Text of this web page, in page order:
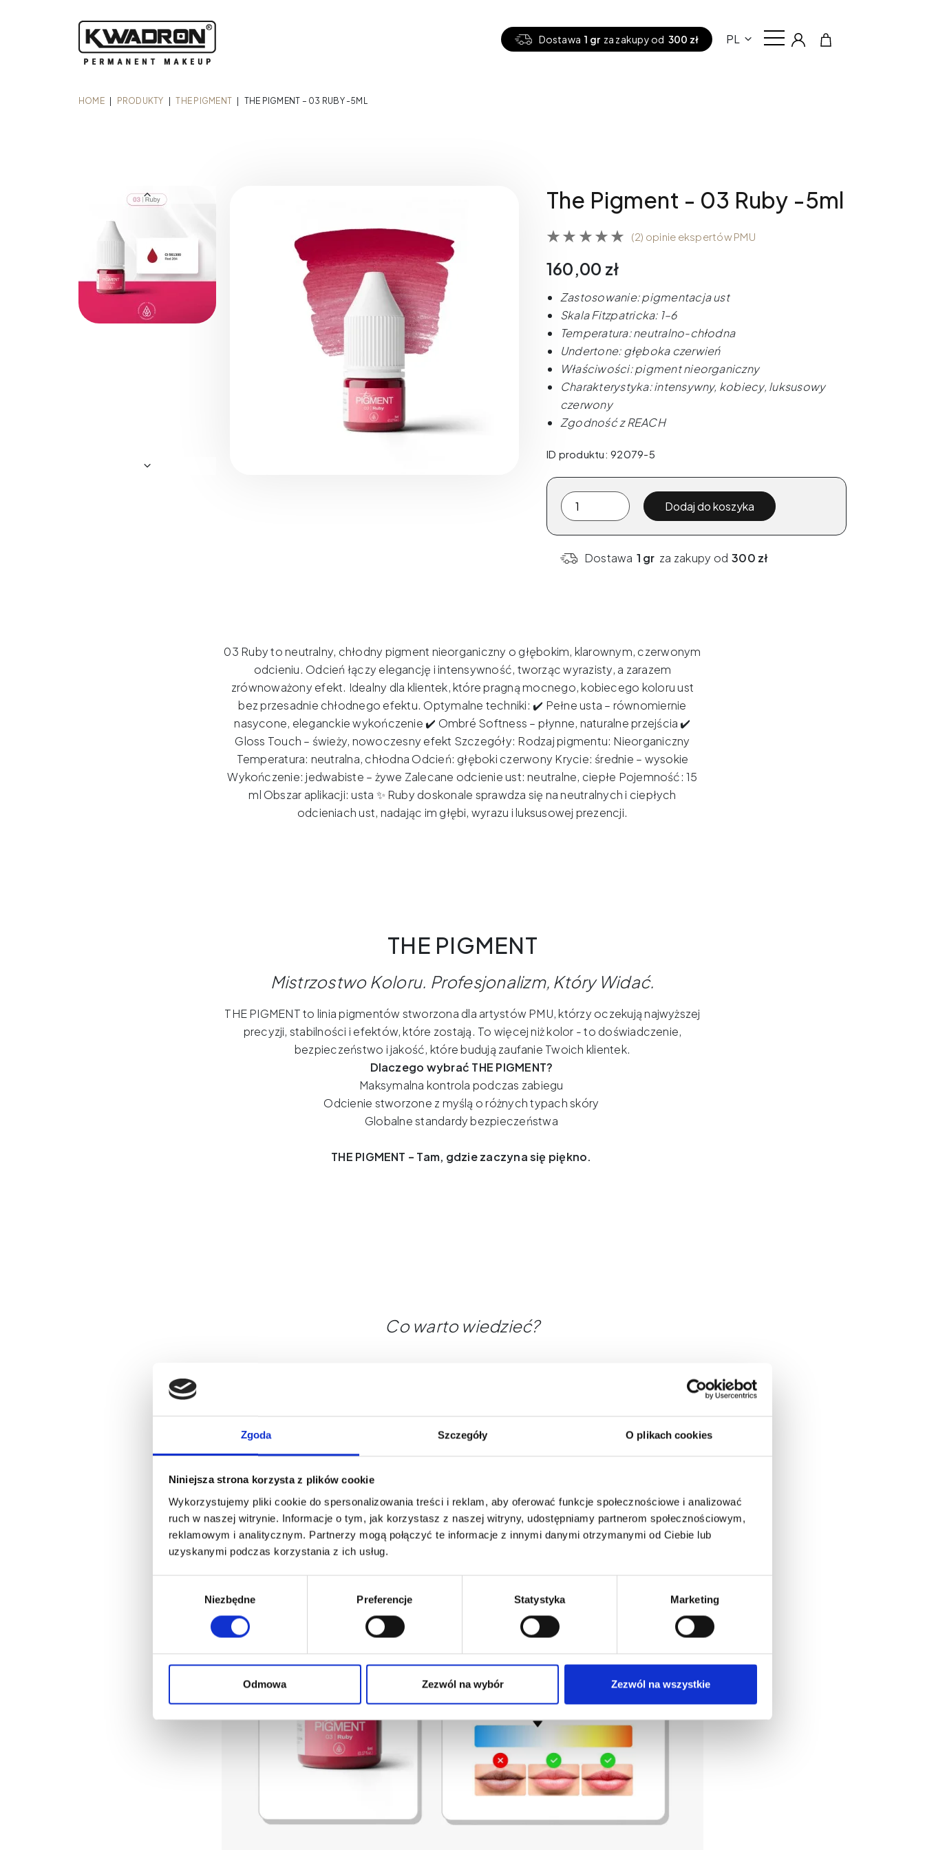
Zgoda Szczegóły O plikach cookies
Niniejsza strona korzysta z plików cookie
Wykorzystujemy pliki cookie do spersonalizowania treści i reklam, aby oferować funkcje społecznościowe i analizować
ruch w naszej witrynie. Informacje o tym, jak korzystasz z naszej witryny, udostępniamy partnerom społecznościowym,
reklamowym i analitycznym. Partnerzy mogą połączyć te informacje z innymi danymi otrzymanymi od Ciebie lub
uzyskanymi podczas korzystania z ich usług.
Niezbędne Preferencje Statystyka Marketing
Odmowa Zezwól na wybór Zezwól na wszystkie
Dostawa 1 grza zakupy od 300 zł PL
HOME PRODUKTY THE PIGMENT THE PIGMENT – 03 RUBY -5ML
The Pigment - 03 Ruby -5ml
(2) opinie ekspertów PMU
160,00 zł
Zastosowanie: pigmentacja ust
Skala Fitzpatricka: 1–6
Temperatura: neutralno-chłodna
Undertone: głęboka czerwień
Właściwości: pigment nieorganiczny
Charakterystyka: intensywny, kobiecy, luksusowy
czerwony
Zgodność z REACH
ID produktu: 92079-5
ilość
The
Pigment
-
Dodaj do koszyka
Dostawa 1 gr za zakupy od 300 zł
03 Ruby to neutralny, chłodny pigment nieorganiczny o głębokim, klarownym, czerwonym
odcieniu. Odcień łączy elegancję i intensywność, tworząc wyrazisty, a zarazem
zrównoważony efekt. Idealny dla klientek, które pragną mocnego, kobiecego koloru ust
bez przesadnie chłodnego efektu. Optymalne techniki: ✔️ Pełne usta – równomiernie
nasycone, eleganckie wykończenie ✔️ Ombré Softness – płynne, naturalne przejścia ✔️
Gloss Touch – świeży, nowoczesny efekt Szczegóły: Rodzaj pigmentu: Nieorganiczny
Temperatura: neutralna, chłodna Odcień: głęboki czerwony Krycie: średnie – wysokie
Wykończenie: jedwabiste – żywe Zalecane odcienie ust: neutralne, ciepłe Pojemność: 15
ml Obszar aplikacji: usta ✨ Ruby doskonale sprawdza się na neutralnych i ciepłych
odcieniach ust, nadając im głębi, wyrazu i luksusowej prezencji.
THE PIGMENT
Mistrzostwo Koloru. Profesjonalizm, Który Widać.
THE PIGMENT to linia pigmentów stworzona dla artystów PMU, którzy oczekują najwyższej
precyzji, stabilności i efektów, które zostają. To więcej niż kolor - to doświadczenie,
bezpieczeństwo i jakość, które budują zaufanie Twoich klientek.
Dlaczego wybrać THE PIGMENT?
Maksymalna kontrola podczas zabiegu
Odcienie stworzone z myślą o różnych typach skóry
Globalne standardy bezpieczeństwa
THE PIGMENT – Tam, gdzie zaczyna się piękno.
Co warto wiedzieć?